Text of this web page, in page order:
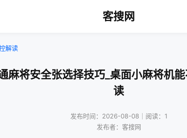
客搜网
解读
麻将安全张选择技巧_桌面小麻将机
读
发布时间：2026-08-08｜阅读：1
发布者：客搜网